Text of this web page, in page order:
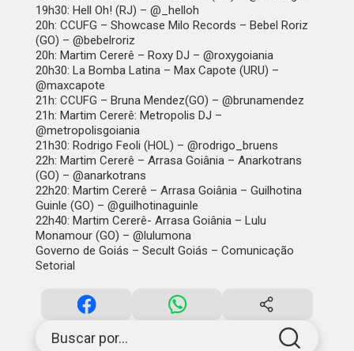
Buscar por...
19h30: Hell Oh! (RJ) – @_helloh
20h: CCUFG – Showcase Milo Records – Bebel Roriz
(GO) – @bebelroriz
20h: Martim Cererê – Roxy DJ – @roxygoiania
20h30: La Bomba Latina – Max Capote (URU) –
@maxcapote
21h: CCUFG – Bruna Mendez(GO) – @brunamendez
21h: Martim Cererê: Metropolis DJ –
@metropolisgoiania
21h30: Rodrigo Feoli (HOL) – @rodrigo_bruens
22h: Martim Cererê – Arrasa Goiânia – Anarkotrans
(GO) – @anarkotrans
22h20: Martim Cererê – Arrasa Goiânia – Guilhotina
Guinle (GO) – @guilhotinaguinle
22h40: Martim Cererê- Arrasa Goiânia – Lulu
Monamour (GO) – @lulumona
Governo de Goiás – Secult Goiás – Comunicação
Setorial